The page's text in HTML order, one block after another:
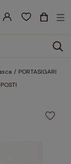
search
☰
PORTASIGARI
favorite_border